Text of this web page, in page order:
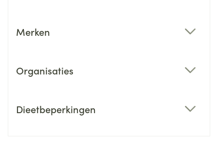
Merken
Organisaties
Dieetbeperkingen